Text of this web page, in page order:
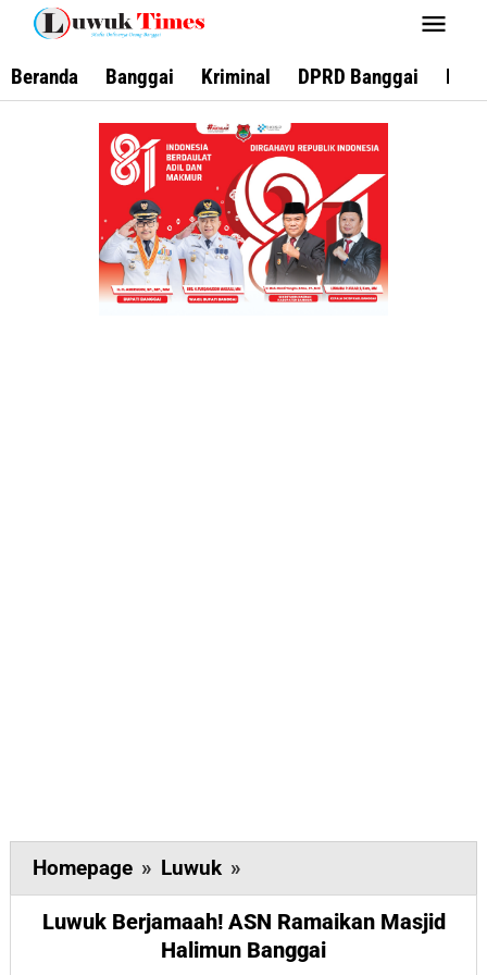
Lewati
konten
Beranda Banggai Kriminal DPRD Banggai
Homepage » Luwuk »
Berjamaah!
ASN
Ramaikan
Luwuk Berjamaah! ASN Ramaikan Masjid
Halimun Banggai